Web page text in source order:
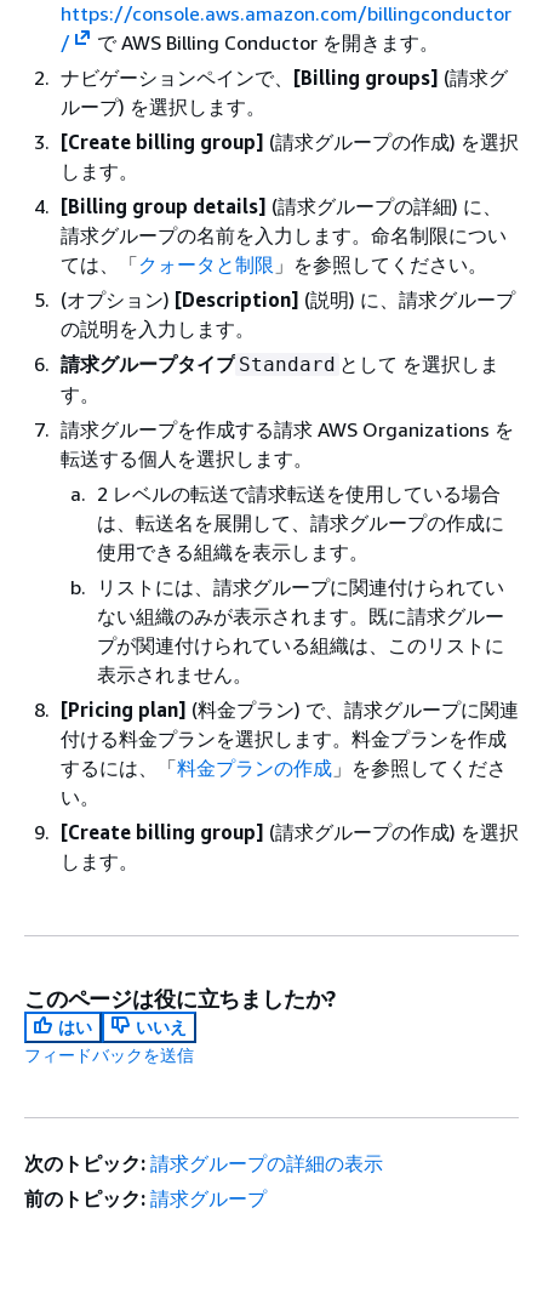
https://console.aws.amazon.com/billingconductor
/
で AWS Billing Conductor を開きます。
ナビゲーションペインで、
[Billing groups] (請求グ
ループ) を選択します。
[Create billing group] (請求グループの作成) を選択
します。
[Billing group details] (請求グループの詳細) に、
請求グループの名前を入力します。命名制限につい
ては、「クォータと制限 」を参照してください。
(オプション) [Description] (説明) に、請求グループ
の説明を入力します。
請求グループタイプ Standard として を選択しま
す。
請求グループを作成する請求 AWS Organizations を
転送する個人を選択します。
2 レベルの転送で請求転送を使用している場合
は、転送名を展開して、請求グループの作成に
使用できる組織を表示します。
リストには、請求グループに関連付けられてい
ない組織のみが表示されます。既に請求グルー
プが関連付けられている組織は、このリストに
表示されません。
[Pricing plan] (料金プラン) で、請求グループに関連
付ける料金プランを選択します。料金プランを作成
するには、「料金プランの作成 」を参照してくださ
い。
[Create billing group] (請求グループの作成) を選択
します。
このページは役に立ちましたか?
はい
いいえ
フィードバックを送信
次のトピック: 請求グループの詳細の表示
前のトピック: 請求グループ